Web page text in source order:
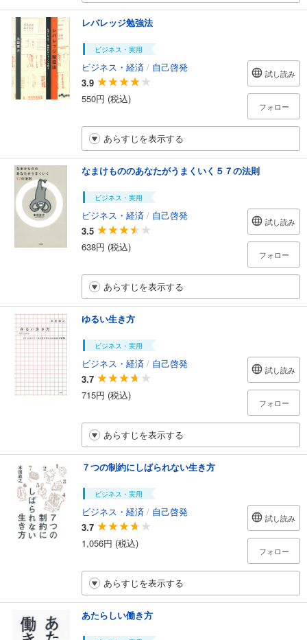
レバレッジ勉強法
ビジネス・実用
ビジネス・経済 / 自己啓発
3.9
550円 (税込)
試し読み
フォロー
あらすじを表示する
なまけもののあなたがうまくいく５７の法則
ビジネス・実用
ビジネス・経済 / 自己啓発
3.5
638円 (税込)
試し読み
フォロー
あらすじを表示する
ゆるい生き方
ビジネス・実用
ビジネス・経済 / 自己啓発
3.7
715円 (税込)
試し読み
フォロー
あらすじを表示する
７つの制約にしばられない生き方
ビジネス・実用
ビジネス・経済 / 自己啓発
3.7
1,056円 (税込)
試し読み
フォロー
あらすじを表示する
あたらしい働き方